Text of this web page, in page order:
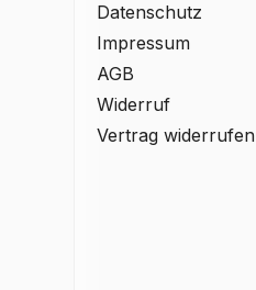
Datenschutz
Impressum
AGB
Widerruf
Vertrag widerrufen